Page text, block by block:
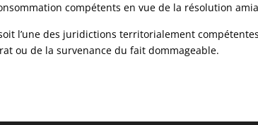
compétents en vue de la résolution
l’une des juridictions territorialement
ou de la survenance du fait dommageable.